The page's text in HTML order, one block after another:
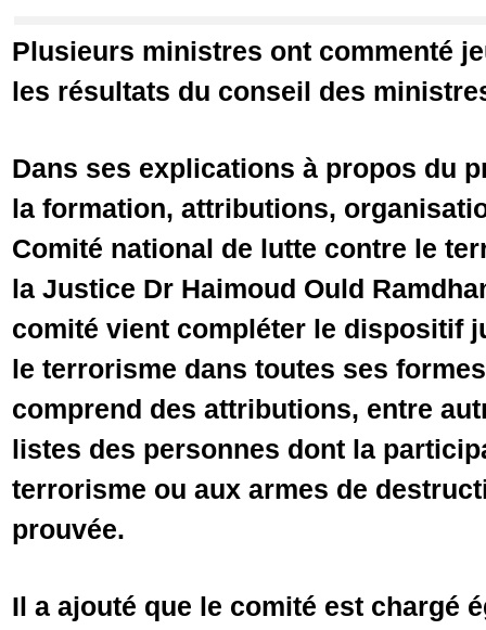
Plusieurs ministres ont commenté
les résultats du conseil des
Dans ses explications à propos du
la formation, attributions,
Comité national de lutte contre le
la Justice Dr Haimoud Ould
comité vient compléter le dispositif
le terrorisme dans toutes ses
comprend des attributions, entre
listes des personnes dont la
terrorisme ou aux armes de
prouvée.
Il a ajouté que le comité est chargé